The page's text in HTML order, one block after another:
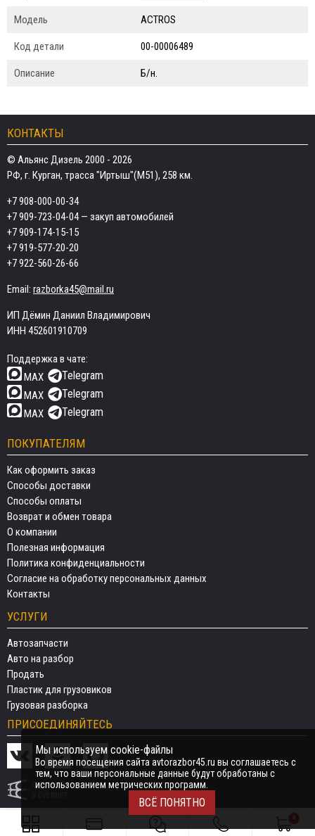
Модель ACTROS
Код детали 00-00006489
Описание Б/н.
КОНТАКТЫ
© Альянс Дизель 2000 - 2026
РФ, г. Курган, трасса "Иртыш"(М51), 258 км.
+7 908-000-00-34
+7 909-723-04-04— закуп автомобилей
+7 909-174-15-15
+7 919-577-20-20
+7 922-560-26-66
Email: razborka45@mail.ru
ИП Дёмин Даниил Владимирович
ИНН 452601910709
Поддержка в чате:
MAX
Telegram
MAX Telegram
MAX Telegram
ПОКУПАТЕЛЯМ
Как оформить заказ
Способы доставки
Способы оплаты
Возврат и обмен товара
О компании
Полезная информация
Политика конфиденциальности
Согласие на обработку персональных данных
Контакты
УСЛУГИ
Автозапчасти
Авто на разбор
Продать
Пластик для грузовиков
Грузовая разборка
ПРИСОЕДИНЯЙТЕСЬ
СДЕЛАНО
Мы используем cookie-файлы
Во время посещения сайта avtorazbor45.ru вы соглашаетесь с
тем, что ваши персональные данные будут обработаны с
использованием метрических программ.
ВСЁ ПОНЯТНО